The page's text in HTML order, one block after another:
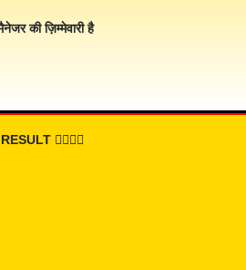
की ज़िम्मेवारी है
👇🏾👇🏾